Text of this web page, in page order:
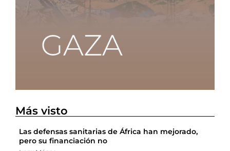
Más visto
Las defensas sanitarias de África han mejorado,
pero su financiación no